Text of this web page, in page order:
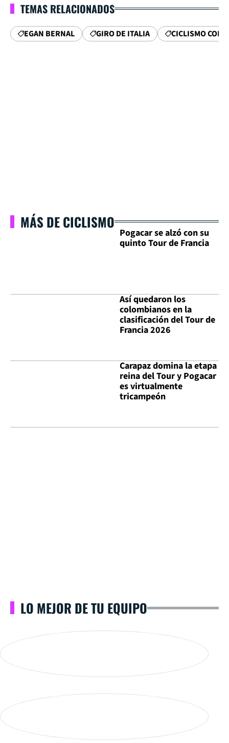
TEMAS RELACIONADOS
EGAN BERNAL GIRO DE ITALIA CICLISMO
MÁS DE CICLISMO
Pogacar se alzó con su
quinto Tour de Francia
Así quedaron los
colombianos en la
clasificación del Tour de
Francia 2026
Carapaz domina la etapa
reina del Tour y Pogacar
es virtualmente
tricampeón
LO MEJOR DE TU EQUIPO